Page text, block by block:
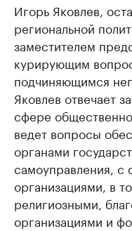
Игорь Яковлев,
региональной
заместителем
курирующим
подчиняющимся
Яковлев отвечает
сфере
ведет вопросы
органами
самоуправления,
организациями, в
религиозными,
организациями и